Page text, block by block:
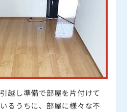
引越し準備で部屋を片付けて
いるうちに、部屋に様々な不